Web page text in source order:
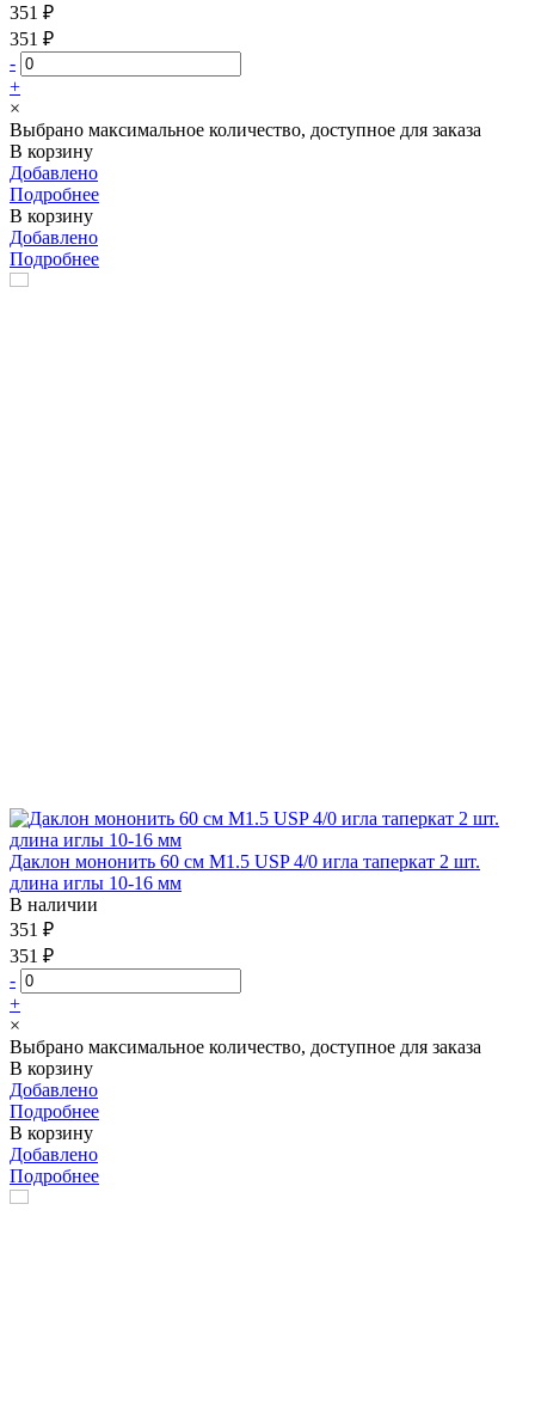
351 ₽
351 ₽
-
+
×
Выбрано максимальное количество, доступное для заказа
В корзину
Добавлено
Подробнее
В корзину
Добавлено
Подробнее
Даклон мононить 60 см М1.5 USP 4/0 игла таперкат 2 шт.
длина иглы 10-16 мм
В наличии
351 ₽
351 ₽
-
+
×
Выбрано максимальное количество, доступное для заказа
В корзину
Добавлено
Подробнее
В корзину
Добавлено
Подробнее